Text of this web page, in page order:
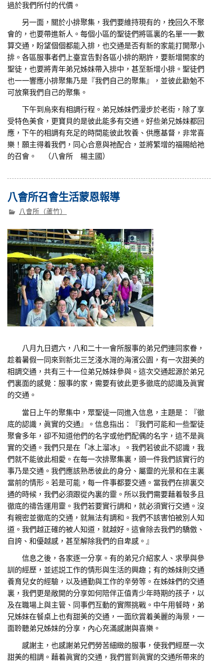
過於我們所付的代價。
另一面，關於小排聚集，我們要維持現有的，挽回久不聚
會的，也要帶進新人。每個小區的聖徒們將區裏的名單一一數
算交通，盼望個個都能入排，也交通是否有新的家能打開聚小
排。各區服事者們上臺宣告對各區小排的期許，要新增開家的
聖徒，也要將青年弟兄姊妹帶入排中，甚至新增小排。聖徒們
也一一響應小排聚集乃是『我們自己的聚集』，並彼此勸勉不
可放棄我們自己的聚集。
下午到烏來有相調行程。弟兄姊妹們漫步於老街，除了享
受特色美食，更寶貝的是彼此能多有交通。好些弟兄姊妹都回
應，下午的相調有充足的時間能彼此牧養、供應基督，非常喜
樂！願主得着我們，同心合意與祂配合，並將繁增的福賜給祂
的召會。 （八會所 楊主國）
八會所召會生活蒙恩報導
八會所（蘆竹）
八月九日週六，八和二十一會所服事的弟兄們連同家眷，
趁着暑假一同來到新北三芝淺水灣的海濱公園，有一次甜美的
相調交通，共有三十一位弟兄姊妹參與。這次交通起源於弟兄
們裏面的感覺：服事的家，需要有彼此更多徹底的認識及眞實
的交通。
當日上午的聚集中，眾聖徒一同進入信息，主題是：『徹
底的認識，眞實的交通』。信息指出：『我們可能和一些聖徒
聚會多年，卻不知道他們的名字或他們配偶的名字，這不是眞
實的交通。我們只是在「冰上溜冰」。我們若彼此不認識，我
們就不能彼此相愛。在每一次排聚集裏，頭一件我們該實行的
事乃是交通。我們應該熟悉彼此的身分、屬靈的光景和在主裏
當前的情形。若是可能，每一件事都要交通。當我們在排裏交
通的時候，我們必須跟從內裏的靈。所以我們需要藉着彀多且
徹底的禱告運用靈。我們若要實行調和，就必須實行交通。沒
有親密並徹底的交通，就無法有調和。我們不該害怕被別人知
道。我們越正確的被人知道，就越好。這會除去我們的驕傲、
自誇、和優越感，甚至解除我們的自卑感。』
信息之後，各家逐一分享。有的弟兄介紹家人、求學與參
訓的經歷，並述説工作的情形與生活的興趣；有的姊妹則交通
養育兒女的經驗，以及通勤與工作的辛勞等。在姊妹們的交通
裏，我們更是敞開的分享如何陪伴正值青少年時期的孩子，以
及在職場上與主管、同事們互動的實際挑戰。中午用餐時，弟
兄姊妹在餐桌上也有甜美的交通，一面欣賞着美麗的海景，一
面聆聽弟兄姊妹的分享，內心充滿感謝與喜樂。
感謝主，也感謝弟兄們勞苦細緻的服事，使我們經歷一次
甜美的相調。藉着眞實的交通，我們嘗到眞實的交通所帶來的